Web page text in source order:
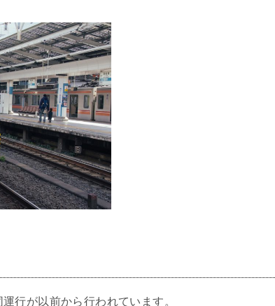
行が以前から行われています。